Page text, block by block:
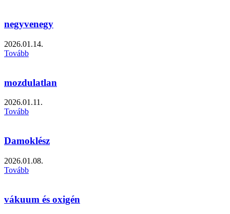
negyvenegy
2026.01.14.
Tovább
mozdulatlan
2026.01.11.
Tovább
Damoklész
2026.01.08.
Tovább
vákuum és oxigén